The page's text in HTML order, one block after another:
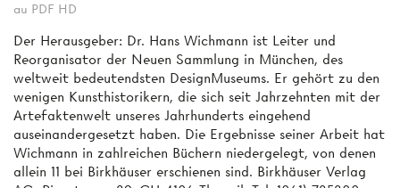
au PDF HD
Der Herausgeber: Dr. Hans Wichmann ist Leiter und
Reorganisator der Neuen Sammlung in München, des
weltweit bedeutendsten DesignMuseums. Er gehört zu den
wenigen Kunsthistorikern, die sich seit Jahrzehnten mit der
Artefaktenwelt unseres Jahrhunderts eingehend
auseinandergesetzt haben. Die Ergebnisse seiner Arbeit hat
Wichmann in zahlreichen Büchern niedergelegt, von denen
allein 11 bei Birkhäuser erschienen sind. Birkhäuser Verlag